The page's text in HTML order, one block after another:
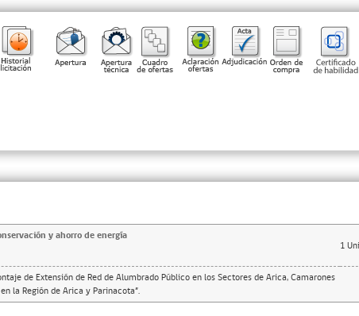
y ahorro de energía
1
de Extensión de Red de Alumbrado Público en los Sectores de Arica, Camarones
la Región de Arica y Parinacota”.